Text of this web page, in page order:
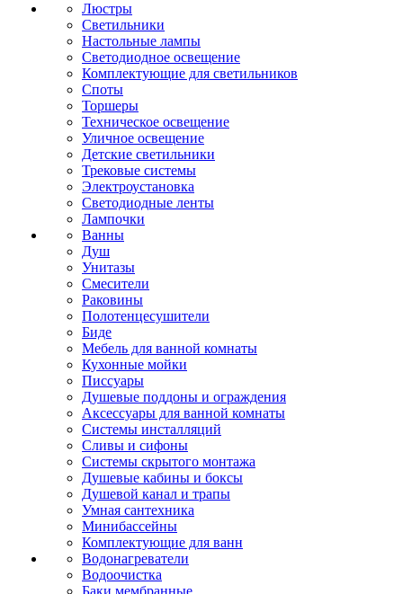
Люстры
Светильники
Настольные лампы
Светодиодное освещение
Комплектующие для светильников
Споты
Торшеры
Техническое освещение
Уличное освещение
Детские светильники
Трековые системы
Электроустановка
Светодиодные ленты
Лампочки
Ванны
Душ
Унитазы
Смесители
Раковины
Полотенцесушители
Биде
Мебель для ванной комнаты
Кухонные мойки
Писсуары
Душевые поддоны и ограждения
Аксессуары для ванной комнаты
Системы инсталляций
Сливы и сифоны
Системы скрытого монтажа
Душевые кабины и боксы
Душевой канал и трапы
Умная сантехника
Минибассейны
Комплектующие для ванн
Водонагреватели
Водоочистка
Баки мембранные